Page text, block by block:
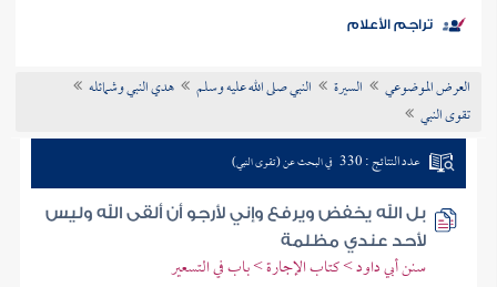
موضوعي
تراجم الأعلام
العرض الموضوعي السيرة النبي صلى الله عليه وسلم
هدي النبي وشمائله
تقوى النبي
عدد النتائج : 330 في البحث عن (تقوى النبي)
بل الله يخفض ويرفع وإني لأرجو أن ألقى الله وليس
لأحد عندي مظلمة
سنن أبي داود > كتاب الإجارة > باب في التسعير